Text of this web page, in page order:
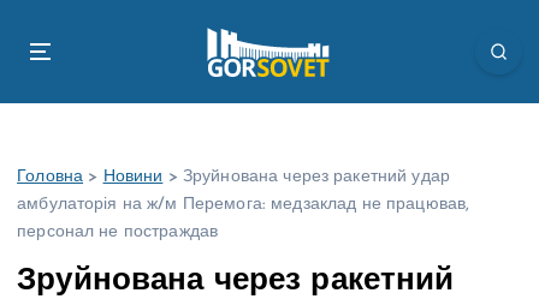
Головна > Новини > Зруйнована через ракетний удар
амбулаторія на ж/м Перемога: медзаклад не працював,
персонал не постраждав
Зруйнована через ракетний